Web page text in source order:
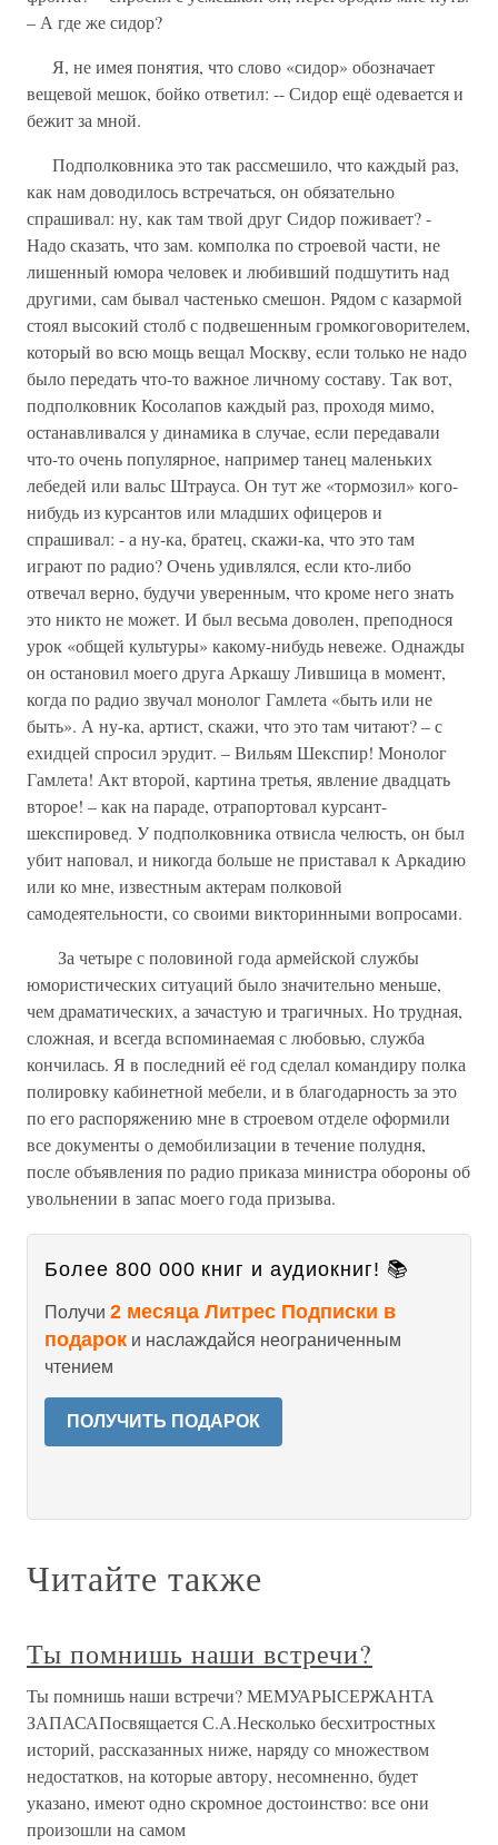
– А где же сидор?
Я, не имея понятия, что слово «сидор» обозначает
вещевой мешок, бойко ответил: -- Сидор ещё одевается и
бежит за мной.
Подполковника это так рассмешило, что каждый раз,
как нам доводилось встречаться, он обязательно
спрашивал: ну, как там твой друг Сидор поживает? -
Надо сказать, что зам. комполка по строевой части, не
лишенный юмора человек и любивший подшутить над
другими, сам бывал частенько смешон. Рядом с казармой
стоял высокий столб с подвешенным громкоговорителем,
который во всю мощь вещал Москву, если только не надо
было передать что-то важное личному составу. Так вот,
подполковник Косолапов каждый раз, проходя мимо,
останавливался у динамика в случае, если передавали
что-то очень популярное, например танец маленьких
лебедей или вальс Штрауса. Он тут же «тормозил» кого-
нибудь из курсантов или младших офицеров и
спрашивал: - а ну-ка, братец, скажи-ка, что это там
играют по радио? Очень удивлялся, если кто-либо
отвечал верно, будучи уверенным, что кроме него знать
это никто не может. И был весьма доволен, преподнося
урок «общей культуры» какому-нибудь невеже. Однажды
он остановил моего друга Аркашу Лившица в момент,
когда по радио звучал монолог Гамлета «быть или не
быть». А ну-ка, артист, скажи, что это там читают? – с
ехидцей спросил эрудит. – Вильям Шекспир! Монолог
Гамлета! Акт второй, картина третья, явление двадцать
второе! – как на параде, отрапортовал курсант-
шекспировед. У подполковника отвисла челюсть, он был
убит наповал, и никогда больше не приставал к Аркадию
или ко мне, известным актерам полковой
самодеятельности, со своими викторинными вопросами.
За четыре с половиной года армейской службы
юмористических ситуаций было значительно меньше,
чем драматических, а зачастую и трагичных. Но трудная,
сложная, и всегда вспоминаемая с любовью, служба
кончилась. Я в последний её год сделал командиру полка
полировку кабинетной мебели, и в благодарность за это
по его распоряжению мне в строевом отделе оформили
все документы о демобилизации в течение полудня,
после объявления по радио приказа министра обороны об
увольнении в запас моего года призыва.
Более 800 000 книг и аудиокниг! 📚
Получи 2 месяца Литрес Подписки в
подарок и наслаждайся неограниченным
чтением
ПОЛУЧИТЬ ПОДАРОК
Читайте также
Ты помнишь наши встречи?
Ты помнишь наши встречи? МЕМУАРЫСЕРЖАНТА
ЗАПАСАПосвящается С.А.Несколько бесхитростных
историй, рассказанных ниже, наряду со множеством
недостатков, на которые автору, несомненно, будет
указано, имеют одно скромное достоинство: все они
произошли на самом